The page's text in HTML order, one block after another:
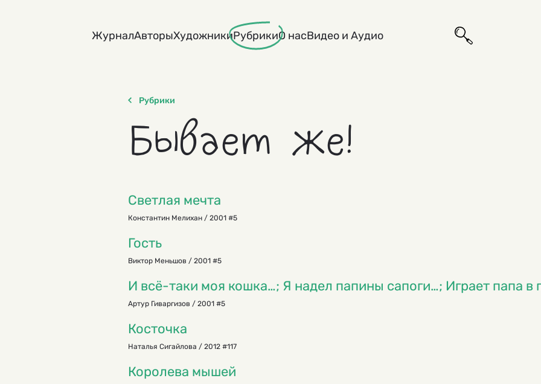
ЖурналАвторыХудожникиРубрикиО насВидео и Аудио
Рубрики
Бывает же!
Светлая мечта
Константин Мелихан / 2001 #5
Гость
Виктор Меньшов / 2001 #5
И всё-таки моя кошка…; Я надел папины сапоги…; Играет папа в
Артур Гиваргизов / 2001 #5
Косточка
Наталья Сигайлова / 2012 #117
Королева мышей